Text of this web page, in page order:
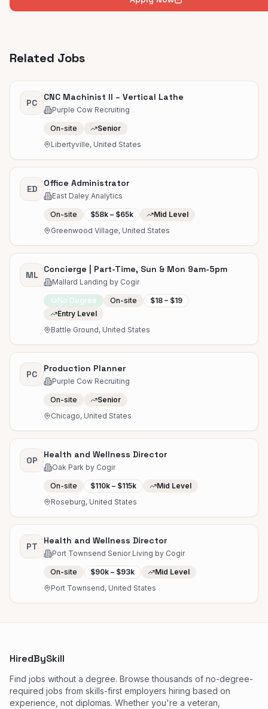
Related Jobs
PC
CNC Machinist II – Vertical Lathe
Purple Cow Recruiting
On-site
Senior
Libertyville, United States
ED
Office Administrator
East Daley Analytics
On-site $58k – $65k
Mid Level
Greenwood Village, United States
ML
Concierge | Part-Time, Sun & Mon 9am-5pm
Mallard Landing by Cogir
No Degree On-site
$18 – $19
Entry Level
Battle Ground, United States
PC
Production Planner
Purple Cow Recruiting
On-site
Senior
Chicago, United States
OP
Health and Wellness Director
Oak Park by Cogir
On-site $110k – $115k
Mid Level
Roseburg, United States
PT
Health and Wellness Director
Port Townsend Senior Living by Cogir
On-site $90k – $93k
Mid Level
Port Townsend, United States
HiredBySkill
Find jobs without a degree. Browse thousands of no-degree-
required jobs from skills-first employers hiring based on
experience, not diplomas. Whether you're a veteran,